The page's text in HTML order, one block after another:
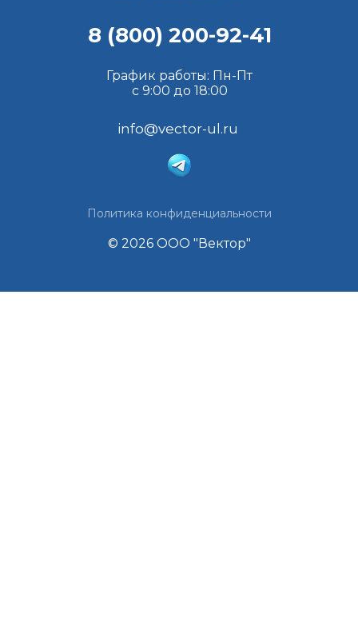
info@vector-ul.ru
График работы: Пн-Пт
с 9:00 до 18:00
© 2026 ООО "Вектор"
Политика конфиденциальности
8 (800) 200-92-41